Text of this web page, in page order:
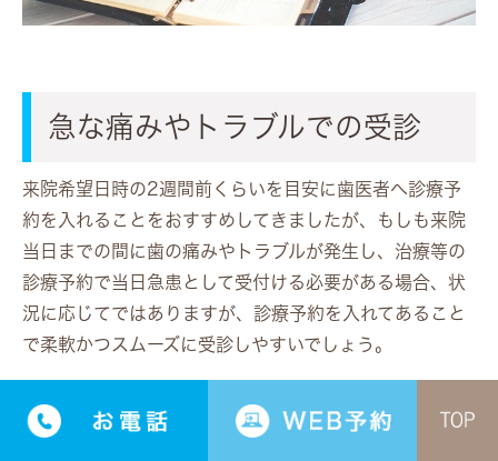
急な痛みやトラブルでの受診
来院希望日時の2週間前くらいを目安に歯医者へ診療予
約を入れることをおすすめしてきましたが、もしも来院
当日までの間に歯の痛みやトラブルが発生し、治療等の
診療予約で当日急患として受付ける必要がある場合、状
況に応じてではありますが、診療予約を入れてあること
で柔軟かつスムーズに受診しやすいでしょう。
の待ち時間の合間に診療するため、痛みやトラブルで急